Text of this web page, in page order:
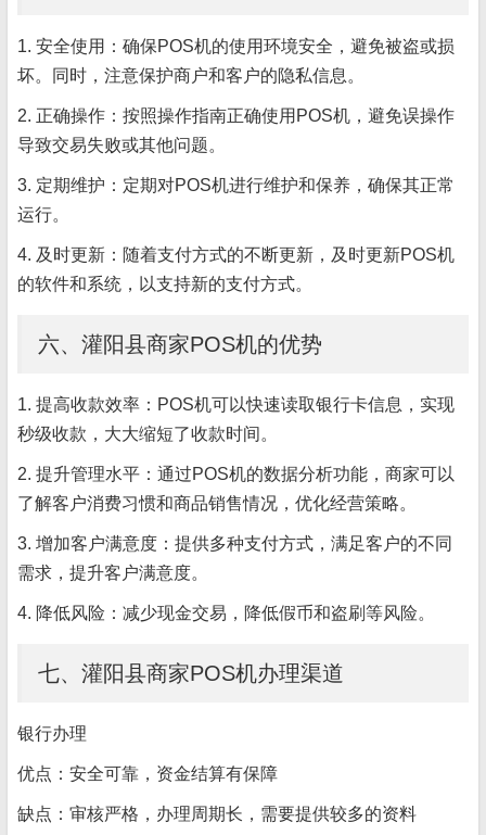
1. 安全使用：确保POS机的使用环境安全，避免被盗或损
坏。同时，注意保护商户和客户的隐私信息。
2. 正确操作：按照操作指南正确使用POS机，避免误操作
导致交易失败或其他问题。
3. 定期维护：定期对POS机进行维护和保养，确保其正常
运行。
4. 及时更新：随着支付方式的不断更新，及时更新POS机
的软件和系统，以支持新的支付方式。
六、灌阳县商家POS机的优势
1. 提高收款效率：POS机可以快速读取银行卡信息，实现
秒级收款，大大缩短了收款时间。
2. 提升管理水平：通过POS机的数据分析功能，商家可以
了解客户消费习惯和商品销售情况，优化经营策略。
3. 增加客户满意度：提供多种支付方式，满足客户的不同
需求，提升客户满意度。
4. 降低风险：减少现金交易，降低假币和盗刷等风险。
七、灌阳县商家POS机办理渠道
银行办理
优点：安全可靠，资金结算有保障
缺点：审核严格，办理周期长，需要提供较多的资料